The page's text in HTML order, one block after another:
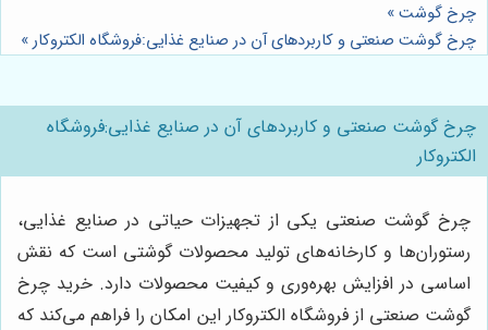
چرخ گوشت»
چرخ گوشت صنعتی و کاربردهای آن در صنایع غذایی:فروشگاه الکتروکار»
چرخ گوشت صنعتی و کاربردهای آن در صنایع غذایی:فروشگاه
الکتروکار
چرخ گوشت صنعتی یکی از تجهیزات حیاتی در صنایع غذایی،
رستوران‌ها و کارخانه‌های تولید محصولات گوشتی است که نقش
اساسی در افزایش بهره‌وری و کیفیت محصولات دارد. خرید چرخ
گوشت صنعتی از فروشگاه الکتروکار این امکان را فراهم می‌کند که